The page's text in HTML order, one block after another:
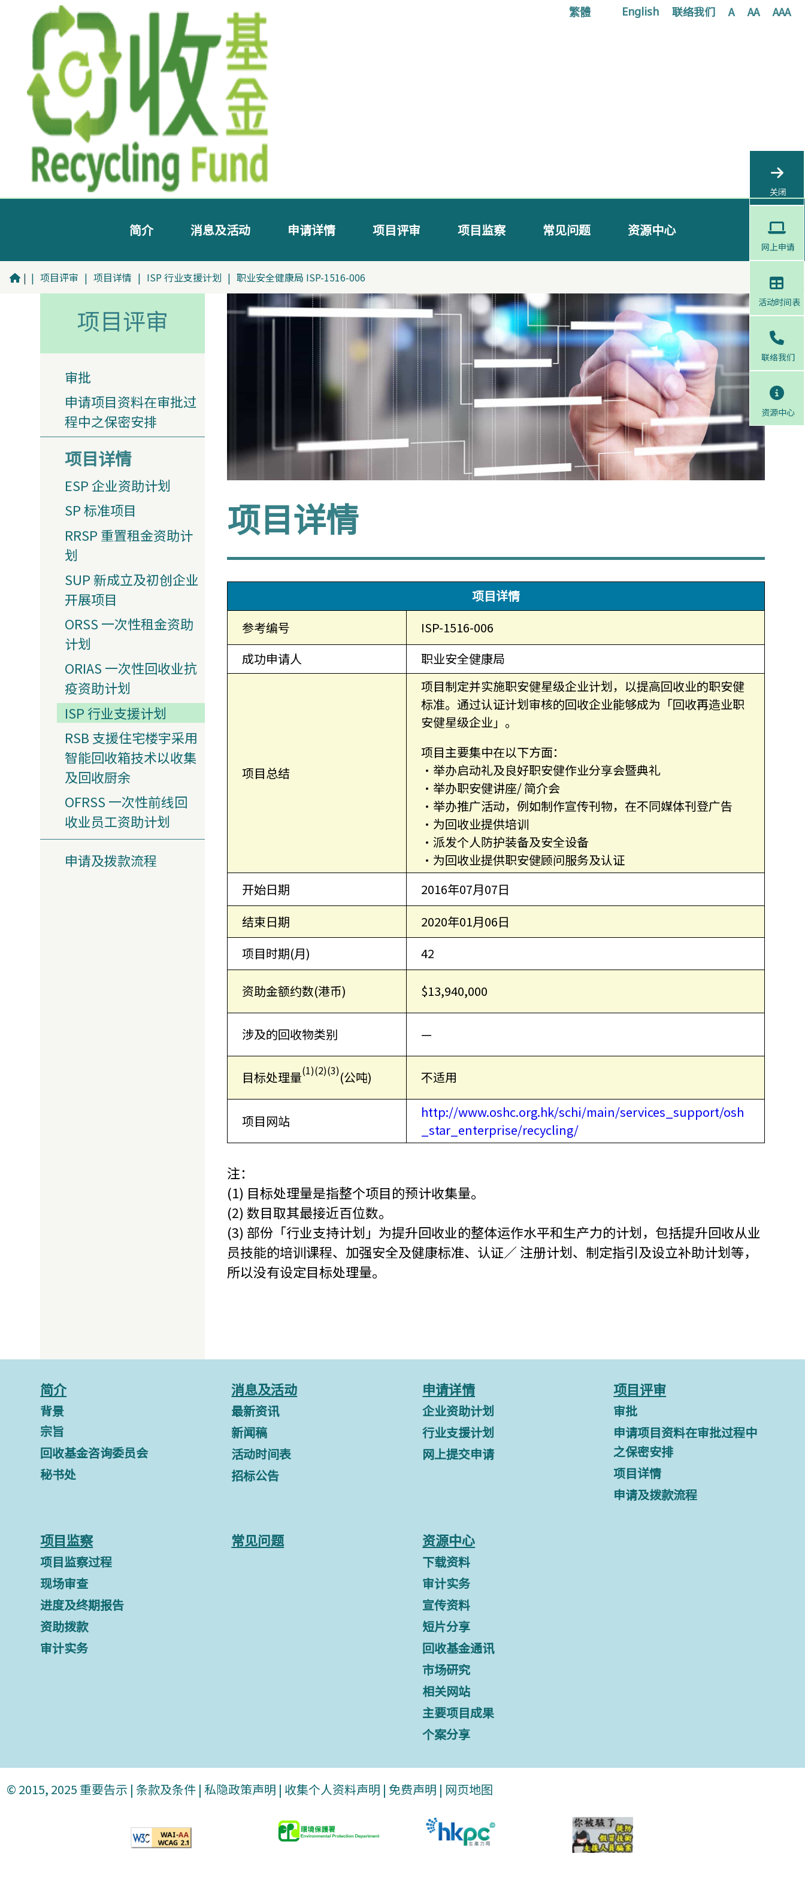
繁體 English 联络我们 A AA AAA
简介 消息及活动 申请详情 项目评审 项目监察 常见问题 资源中心
关闭
网上申请
活动时间表
联络我们
资源中心
| | 项目评审 | 项目详情 | ISP 行业支援计划 | 职业安全健康局 ISP-1516-006
项目评审
审批
申请项目资料在审批过
程中之保密安排
项目详情
ESP 企业资助计划
SP 标准项目
RRSP 重置租金资助计
划
SUP 新成立及初创企业
开展项目
ORSS 一次性租金资助
计划
ORIAS 一次性回收业抗
疫资助计划
ISP 行业支援计划
RSB 支援住宅楼宇采用
智能回收箱技术以收集
及回收厨余
OFRSS 一次性前线回
收业员工资助计划
申请及拨款流程
项目详情
项目详情
参考编号
ISP-1516-006
成功申请人
职业安全健康局
项目总结
项目制定并实施职安健星级企业计划，以提高回收业的职安健
标准。通过认证计划审核的回收企业能够成为「回收再造业职
安健星级企业」。
项目主要集中在以下方面：
•举办启动礼及良好职安健作业分享会暨典礼
•举办职安健讲座/ 简介会
•举办推广活动，例如制作宣传刊物，在不同媒体刊登广告
•为回收业提供培训
•派发个人防护装备及安全设备
•为回收业提供职安健顾问服务及认证
开始日期
2016年07月07日
结束日期
2020年01月06日
项目时期(月)
42
资助金额约数(港币) $13,940,000
涉及的回收物类别 —
目标处理量(1)(2)(3)(公吨) 不适用
项目网站
http://www.oshc.org.hk/schi/main/services_support/osh
_star_enterprise/recycling/
注：
(1) 目标处理量是指整个项目的预计收集量。
(2) 数目取其最接近百位数。
(3) 部份「行业支持计划」为提升回收业的整体运作水平和生产力的计划，包括提升回收从业
员技能的培训课程、加强安全及健康标准、认证／ 注册计划、制定指引及设立补助计划等，
所以没有设定目标处理量。
简介
背景
宗旨
回收基金咨询委员会
秘书处
消息及活动
最新资讯
新闻稿
活动时间表
招标公告
申请详情
企业资助计划
行业支援计划
网上提交申请
项目评审
审批
申请项目资料在审批过程中
之保密安排
项目详情
申请及拨款流程
项目监察
项目监察过程
现场审查
进度及终期报告
资助拨款
审计实务
常见问题 资源中心
下载资料
审计实务
宣传资料
短片分享
回收基金通讯
市场研究
相关网站
主要项目成果
个案分享
© 2015, 2025 重要告示 | 条款及条件 | 私隐政策声明 | 收集个人资料声明 | 免费声明 | 网页地图